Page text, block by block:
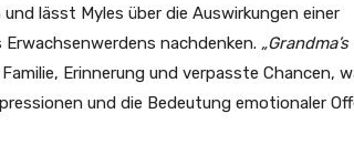
lässt Myles über die Auswirkungen einer
nachdenken. „Grandma’s
Erinnerung und verpasste Chancen,
und die Bedeutung emotionaler